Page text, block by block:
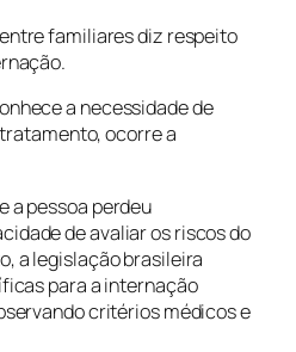
familiares diz respeito
a necessidade de
ocorre a
a pessoa perdeu
de avaliar os riscos do
a legislação brasileira
para a internação
critérios médicos e